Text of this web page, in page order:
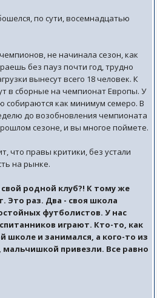
по сути, восемнадцатью
не начинала сезон, как
без пауз почти год, трудно
вынесут всего 18 человек. К
в сборные на чемпионат Европы. У
как минимум семеро. В
до возобновления чемпионата
сезоне, и вы многое поймете.
что правы критики, без устали
на рынке.
родной клуб?! К тому же
Это раз. Два - своя школа
футболистов. У нас
играют. Кто-то, как
школе и занимался, а кого-то из
привезли. Все равно